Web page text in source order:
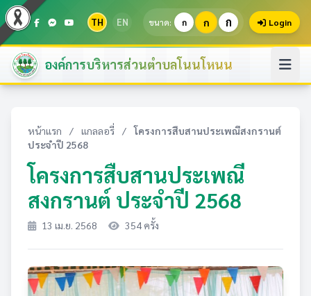
TH EN ขนาด: ก ก ก Login
องค์การบริหารส่วนตำบลโนนโหนน
หน้าแรก / แกลลอรี่ /
โครงการสืบสานประเพณีสงกรานต์
ประจำปี 2568
โครงการสืบสานประเพณี
สงกรานต์ ประจำปี 2568
13 เม.ย. 2568 354 ครั้ง